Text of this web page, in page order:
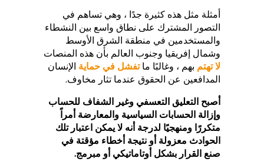
أمثلة مثل هذه كثيرة جدًا ، وهي تساهم في
التصور المشترك على نطاق واسع بين النشطاء
والمستخدمين في منطقة الشرق الأوسط
وشمال إفريقيا وجنوب العالم بأن هذه المنصات
لا تهتم بهم ، وغالبًا ماتفشل في حماية الإنسان
المدافعين عن الحقوق عندما تثار مخاوف.
أصبح التعليق التعسفي وغير الشفاف للحساب
وإزالة الحسابات السياسية والمعارضة أمراً
متكررًا ومنهجيًا لدرجة أنه لا يمكن اعتبار تلك
الحوادث معزولة أو نتيجة أخطاء مؤقتة في
صنع القرار بشكل أوتاماتيكي أو مبرمج.